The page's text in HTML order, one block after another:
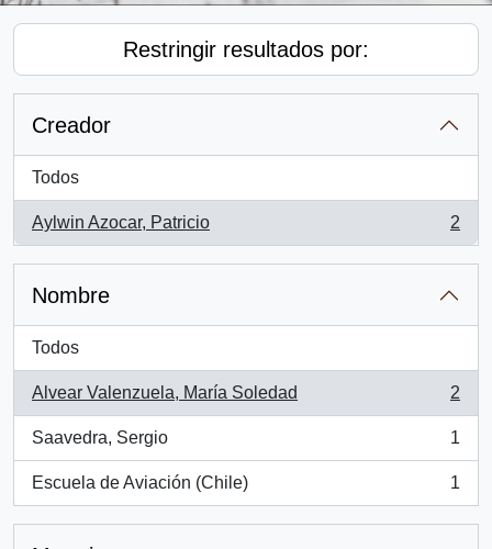
Restringir resultados por:
Creador
Todos
Aylwin Azocar, Patricio
, 2 resultados
2
Nombre
Todos
Alvear Valenzuela, María Soledad
, 2 resultados
2
Saavedra, Sergio
, 1 resultados
1
Escuela de Aviación (Chile)
, 1 resultados
1